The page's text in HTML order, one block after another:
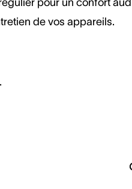
de vos appareils.